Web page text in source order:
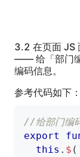
3.2 在页面 JS
—— 给「部门
编码信息。
参考代码如下：
//给部门编
export
this . $ (